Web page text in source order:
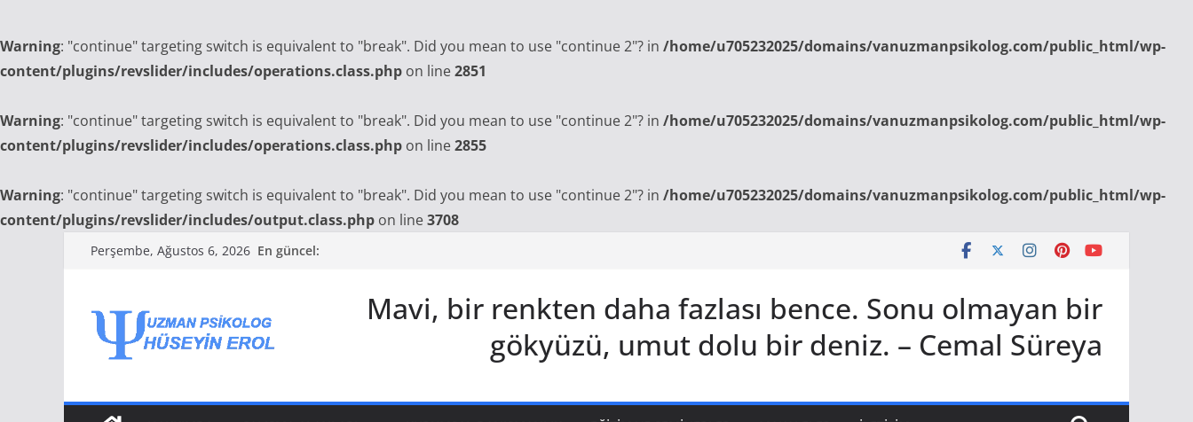
Warning: "continue" targeting switch is equivalent to "break". Did you mean to use "continue 2"? in /home/u705232025/domains/vanuzmanpsikolog.com/public_html/wp-
content/plugins/revslider/includes/operations.class.php on line2851
Warning: "continue" targeting switch is equivalent to "break". Did you mean to use "continue 2"? in /home/u705232025/domains/vanuzmanpsikolog.com/public_html/wp-
content/plugins/revslider/includes/operations.class.php on line2855
Warning: "continue" targeting switch is equivalent to "break". Did you mean to use "continue 2"? in /home/u705232025/domains/vanuzmanpsikolog.com/public_html/wp-
content/plugins/revslider/includes/output.class.php on line3708
Perşembe, Ağustos 6, 2026 En güncel:
Mavi, bir renkten daha fazlası bence. Sonu olmayan bir
gökyüzü, umut dolu bir deniz. – Cemal Süreya